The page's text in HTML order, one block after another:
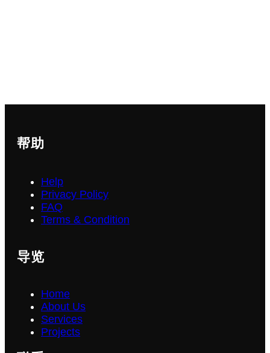
帮助
Help
Privacy Policy
FAQ
Terms & Condition
导览
Home
About Us
Services
Projects